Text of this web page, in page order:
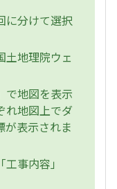
に分けて選択
地理院ウェ
で地図を表示
れ地図上でダ
が表示されま
事内容」